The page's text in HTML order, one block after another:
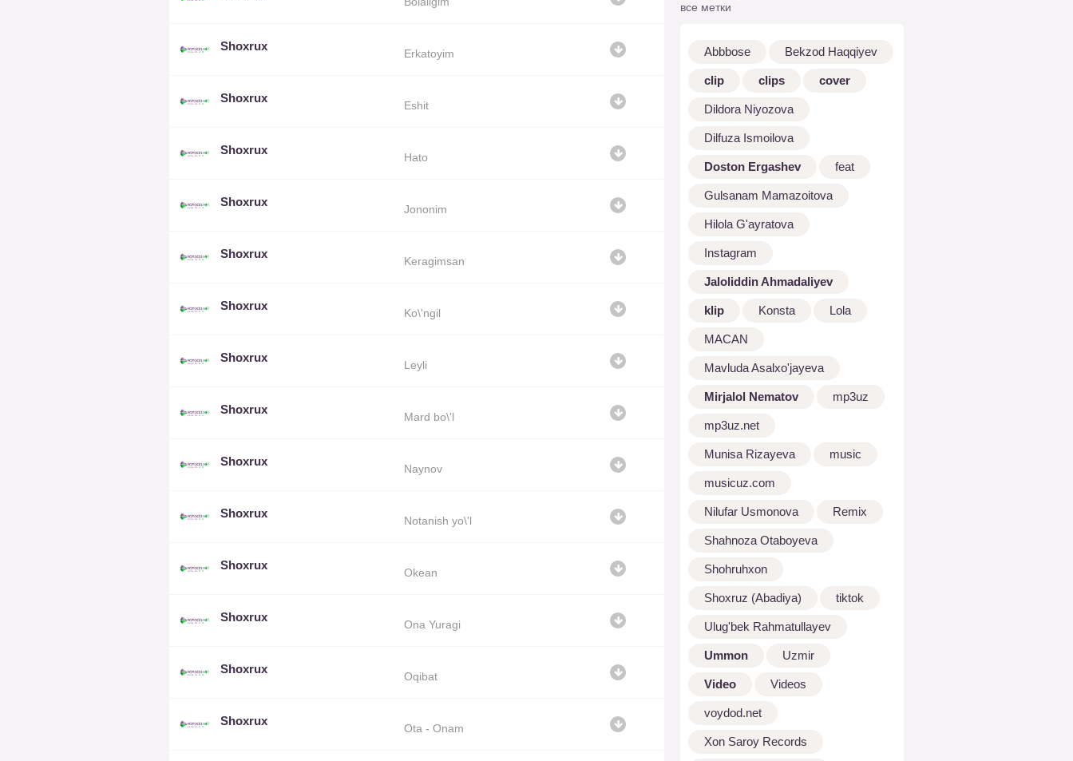
Shoxrux
Erkatoyim
Shoxrux
Eshit
Shoxrux
Hato
Shoxrux
Jononim
Shoxrux
Keragimsan
Shoxrux
Ko\'ngil
Shoxrux
Leyli
Shoxrux
Mard bo\'l
Shoxrux
Naynov
Shoxrux
Notanish yo\'l
Shoxrux
Okean
Shoxrux
Ona Yuragi
Shoxrux
Oqibat
Shoxrux
Ota - Onam
все метки
Abbbose Bekzod Haqqiyev
clip clips cover
Dildora Niyozova
Dilfuza Ismoilova
Doston Ergashev feat
Gulsanam Mamazoitova
Hilola G'ayratova
Instagram
Jaloliddin Ahmadaliyev
klip Konsta Lola
MACAN
Mavluda Asalxo'jayeva
Mirjalol Nematov mp3uz
mp3uz.net
Munisa Rizayeva music
musicuz.com
Nilufar Usmonova Remix
Shahnoza Otaboyeva
Shohruhxon
Shoxruz (Abadiya) tiktok
Ulug'bek Rahmatullayev
Ummon Uzmir
Video Videos
voydod.net
Xon Saroy Records